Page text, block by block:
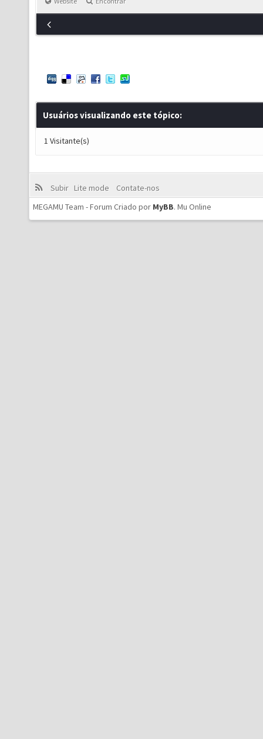
Usuários visualizando este tópico:
1 Visitante(s)
Subir Lite mode
Contate-nos
MEGAMU Team - Forum Criado por MyBB. Mu Online